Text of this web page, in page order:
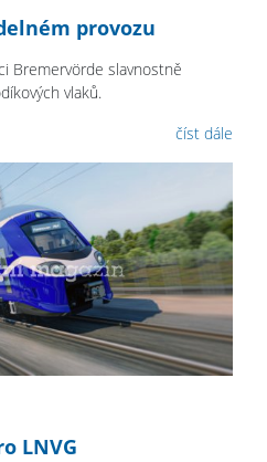
provozu
Bremervörde slavnostně
vlaků.
číst dále
LNVG